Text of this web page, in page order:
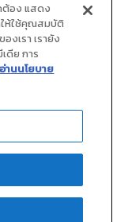
ต้อง แสดง
ให้ใช้คุณสมบัติ
งเรา เรายัง
ดีย การ
อ่านนโยบาย